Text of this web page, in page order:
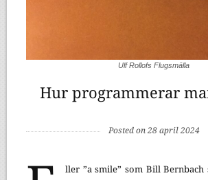
Ulf Rollofs Flugsmälla
Hur programmerar
Posted on 28 april 2024
ller ”a smile” som Bill Bernbach